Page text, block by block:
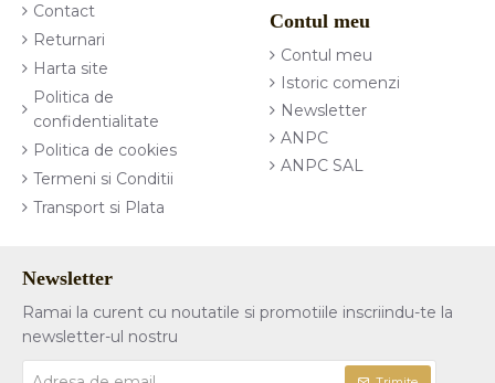
Contact
Returnari
Harta site
Politica de
confidentialitate
Politica de cookies
Termeni si Conditii
Transport si Plata
Contul meu
Contul meu
Istoric comenzi
Newsletter
ANPC
ANPC SAL
Newsletter
Ramai la curent cu noutatile si promotiile inscriindu-te la
newsletter-ul nostru